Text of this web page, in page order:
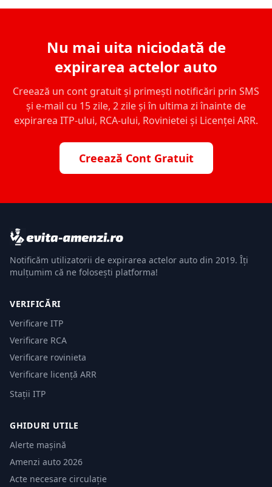
Nu mai uita niciodată de
expirarea actelor auto
Creează un cont gratuit și primești notificări prin SMS
și e-mail cu 15 zile, 2 zile și în ultima zi înainte de
expirarea ITP-ului, RCA-ului, Rovinietei și Licenței ARR.
Creează Cont Gratuit
Notificăm utilizatorii de expirarea actelor auto din 2019. Îți
mulțumim că ne folosești platforma!
VERIFICĂRI
Verificare ITP
Verificare RCA
Verificare rovinieta
Verificare licență ARR
Stații ITP
GHIDURI UTILE
Alerte mașină
Amenzi auto 2026
Acte necesare circulație